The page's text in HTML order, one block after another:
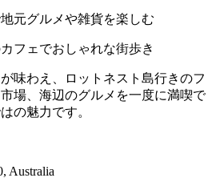
元グルメや雑貨を楽しむ
フェでおしゃれな街歩き
味わえ、ロットネスト島行きのフ
場、海辺のグルメを一度に満喫で
の魅力です。
Australia